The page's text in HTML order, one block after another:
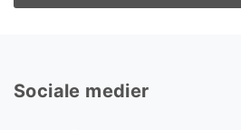
Sociale medier